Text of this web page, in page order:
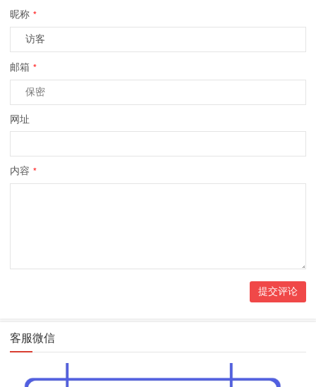
昵称 *
邮箱 *
网址
内容 *
客服微信